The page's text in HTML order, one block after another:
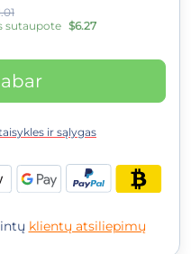
sutaupote $6.27
ir sąlygas
klientų atsiliepimų